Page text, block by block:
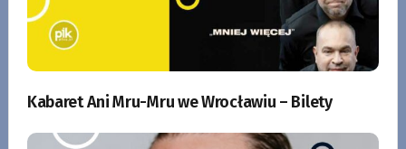
Kabaret Ani Mru-Mru we Wrocławiu – Bilety